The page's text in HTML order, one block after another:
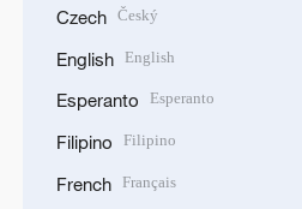
Czech Český
English English
Esperanto Esperanto
Filipino Filipino
French Français